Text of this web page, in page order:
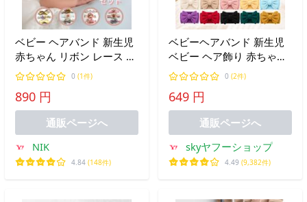
ベビー ヘアバンド 新生児
赤ちゃん リボン レース 子
供用 髪飾り ヘアアクセサ
リー カチューシャ フォト
新生児お祝い 結婚式 お宮
参り 記念 撮影 爆買
0 (1件)
890 円
通販ページへ
NIK
4.84 (148件)
ベビーヘアバンド 新生児
ベビー ヘア飾り 赤ちゃん
ヘアアクセサリー ヘッド
バンド カチューシャ 女の
子 男の子 無地 お食い初め
おしゃれ 可愛い リボン
0 (2件)
649 円
通販ページへ
skyヤフーショップ
4.49 (9,382件)